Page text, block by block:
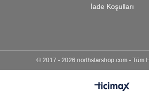
İade Koşulları
© 2017 - 2026 northstarshop.com - Tüm